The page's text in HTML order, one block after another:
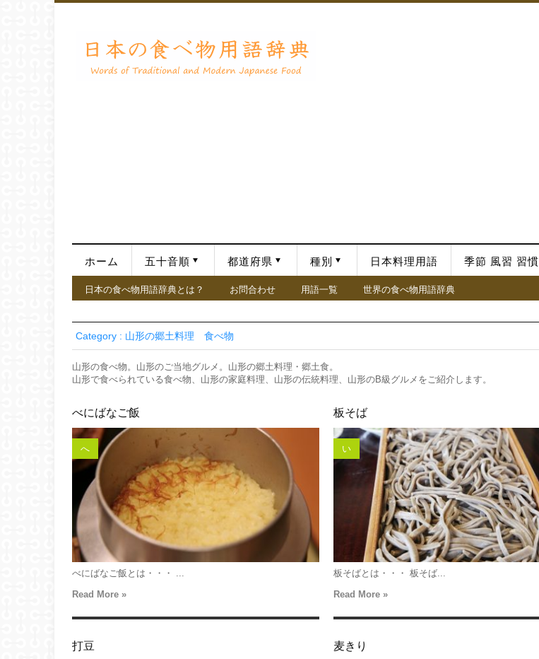
ホーム 五十音順 都道府県 種別 日本料理用語 季節 風習 習慣
日本の食べ物用語辞典とは？ お問合わせ 用語一覧 世界の食べ物用語辞典
Category : 山形の郷土料理 食べ物
山形の食べ物。山形のご当地グルメ。山形の郷土料理・郷土食。
山形で食べられている食べ物、山形の家庭料理、山形の伝統料理、山形のB級グルメをご紹介します。
べにばなご飯
へ
べにばなご飯とは・・・ ...
Read More »
板そば
い
板そばとは・・・ 板そば...
Read More »
打豆 麦きり